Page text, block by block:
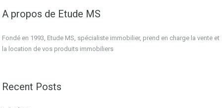
A propos de Etude MS
Fondé en 1993, Etude MS, spécialiste immobilier, prend en charge la vente et
la location de vos produits immobiliers
Recent Posts